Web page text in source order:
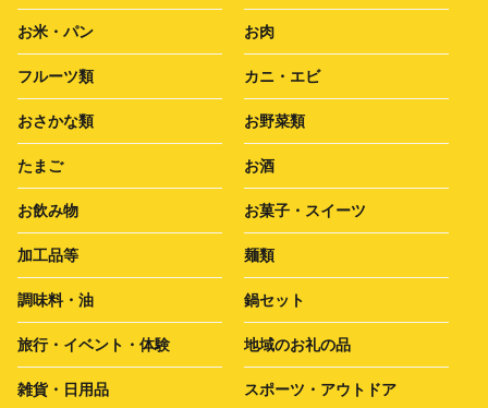
お米・パン お肉
フルーツ類 カニ・エビ
おさかな類 お野菜類
たまご お酒
お飲み物 お菓子・スイーツ
加工品等 麺類
調味料・油 鍋セット
旅行・イベント・体験 地域のお礼の品
雑貨・日用品 スポーツ・アウトドア